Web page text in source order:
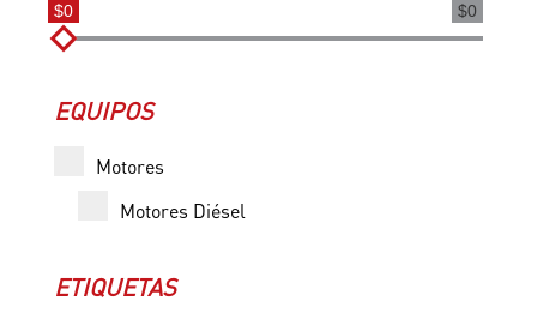
$0
$0
EQUIPOS
Motores
Motores Diésel
ETIQUETAS